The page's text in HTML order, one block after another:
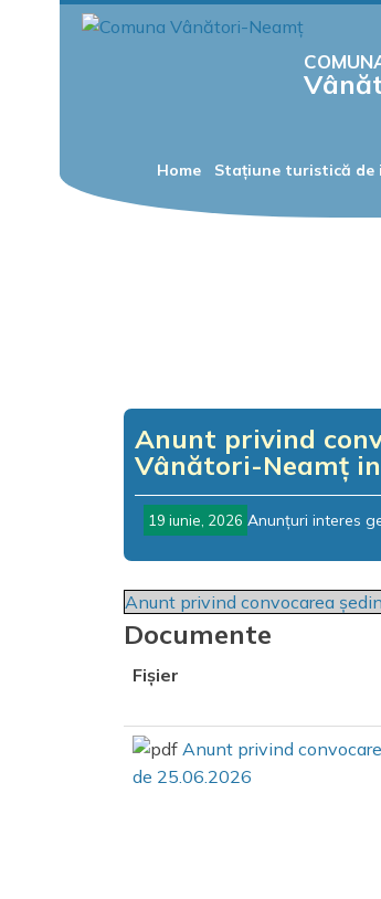
Home Stațiune turistică de
Anunt privind
Vânători-Neamț
19 iunie, 2026 Anunțuri interes
Anunt privind convocarea
Documente
Fișier
Anunt privind
de 25.06.2026